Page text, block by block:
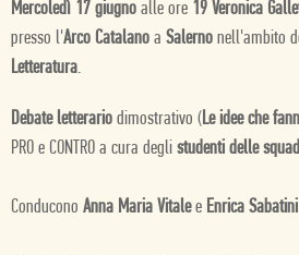
Mercoledì 17 giugno alle ore 19 Veronica
presso l'Arco Catalano a Salerno nell'ambito
Letteratura.
Debate letterario dimostrativo (Le idee che
PRO e CONTRO a cura degli studenti delle
Conducono Anna Maria Vitale e Enrica Sabatini